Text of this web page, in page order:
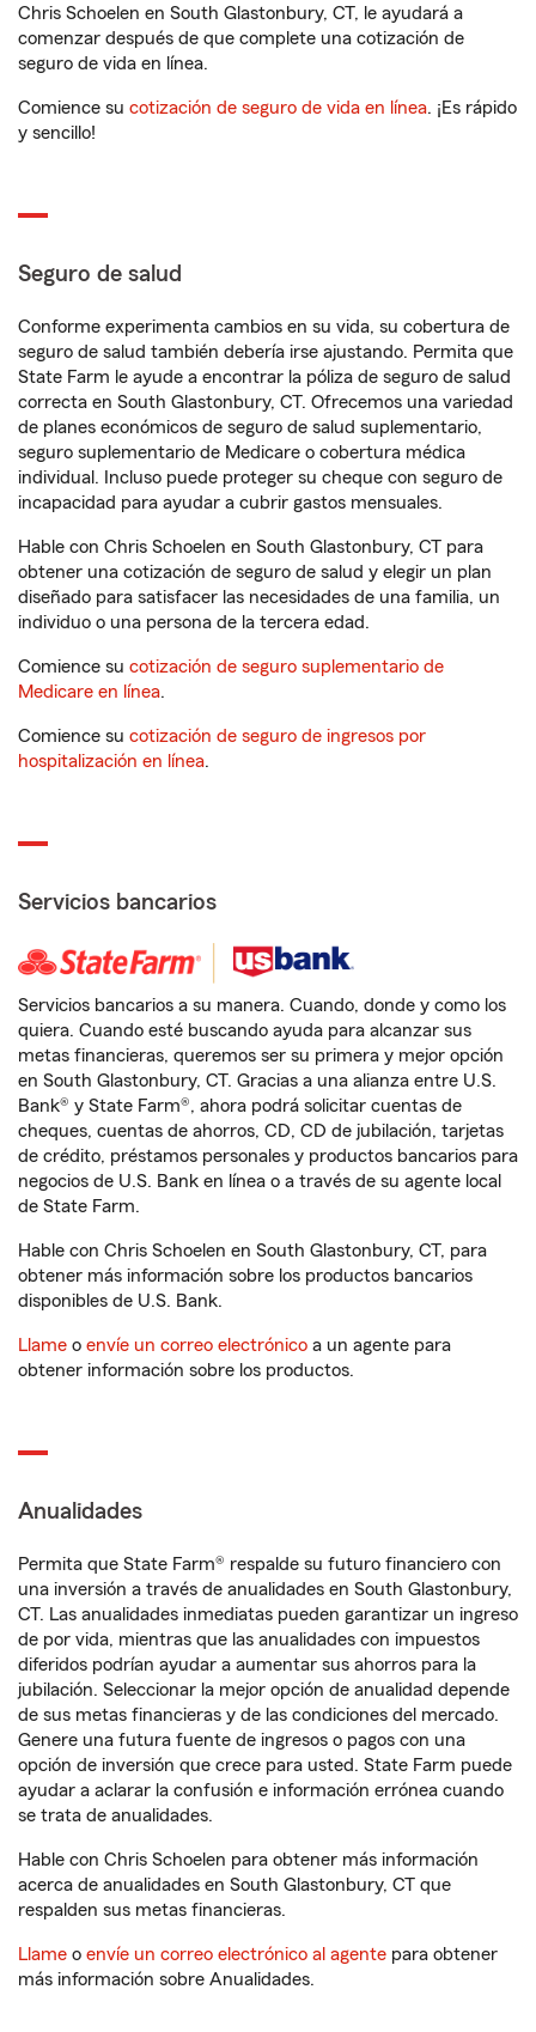
Chris Schoelen en South Glastonbury, CT, le ayudará a
comenzar después de que complete una cotización de
seguro de vida en línea.
Comience su cotización de seguro de vida en línea. ¡Es rápido
y sencillo!
Seguro de salud
Conforme experimenta cambios en su vida, su cobertura de
seguro de salud también debería irse ajustando. Permita que
State Farm le ayude a encontrar la póliza de seguro de salud
correcta en South Glastonbury, CT. Ofrecemos una variedad
de planes económicos de seguro de salud suplementario,
seguro suplementario de Medicare o cobertura médica
individual. Incluso puede proteger su cheque con seguro de
incapacidad para ayudar a cubrir gastos mensuales.
Hable con Chris Schoelen en South Glastonbury, CT para
obtener una cotización de seguro de salud y elegir un plan
diseñado para satisfacer las necesidades de una familia, un
individuo o una persona de la tercera edad.
Comience su cotización de seguro suplementario de
Medicare en línea.
Comience su cotización de seguro de ingresos por
hospitalización en línea.
Servicios bancarios
Servicios bancarios a su manera. Cuando, donde y como los
quiera. Cuando esté buscando ayuda para alcanzar sus
metas financieras, queremos ser su primera y mejor opción
en South Glastonbury, CT. Gracias a una alianza entre U.S.
Bank® y State Farm®, ahora podrá solicitar cuentas de
cheques, cuentas de ahorros, CD, CD de jubilación, tarjetas
de crédito, préstamos personales y productos bancarios para
negocios de U.S. Bank en línea o a través de su agente local
de State Farm.
Hable con Chris Schoelen en South Glastonbury, CT, para
obtener más información sobre los productos bancarios
disponibles de U.S. Bank.
Llame o envíe un correo electrónico a un agente para
obtener información sobre los productos.
Anualidades
Permita que State Farm® respalde su futuro financiero con
una inversión a través de anualidades en South Glastonbury,
CT. Las anualidades inmediatas pueden garantizar un ingreso
de por vida, mientras que las anualidades con impuestos
diferidos podrían ayudar a aumentar sus ahorros para la
jubilación. Seleccionar la mejor opción de anualidad depende
de sus metas financieras y de las condiciones del mercado.
Genere una futura fuente de ingresos o pagos con una
opción de inversión que crece para usted. State Farm puede
ayudar a aclarar la confusión e información errónea cuando
se trata de anualidades.
Hable con Chris Schoelen para obtener más información
acerca de anualidades en South Glastonbury, CT que
respalden sus metas financieras.
Llame o envíe un correo electrónico al agente para obtener
más información sobre Anualidades.